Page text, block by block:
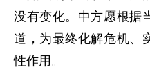
没有变化。中方愿根据
道，为最终化解危机、
性作用。